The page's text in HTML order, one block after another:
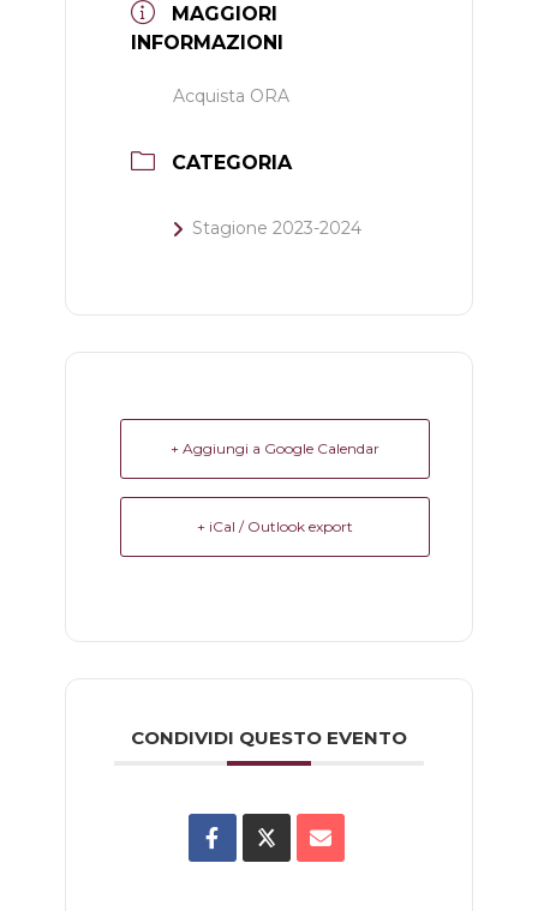
MAGGIORI
INFORMAZIONI
Acquista ORA
CATEGORIA
Stagione 2023-2024
+ Aggiungi a Google Calendar
+ iCal / Outlook export
CONDIVIDI QUESTO EVENTO